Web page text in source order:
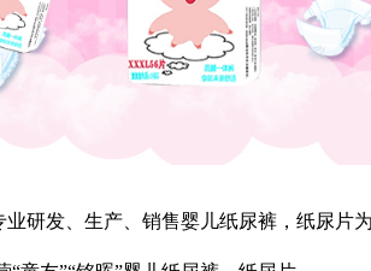
发、生产、销售婴儿纸尿裤，纸尿片